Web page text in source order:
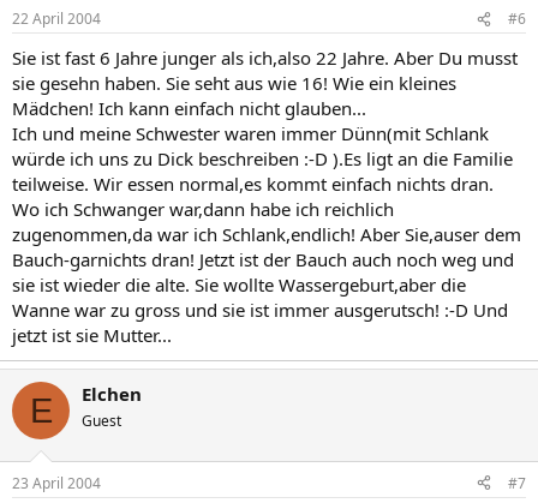
22 April 2004 #6
Sie ist fast 6 Jahre junger als ich,also 22 Jahre. Aber Du musst
sie gesehn haben. Sie seht aus wie 16! Wie ein kleines
Mädchen! Ich kann einfach nicht glauben...
Ich und meine Schwester waren immer Dünn(mit Schlank
würde ich uns zu Dick beschreiben :-D ).Es ligt an die Familie
teilweise. Wir essen normal,es kommt einfach nichts dran.
Wo ich Schwanger war,dann habe ich reichlich
zugenommen,da war ich Schlank,endlich! Aber Sie,auser dem
Bauch-garnichts dran! Jetzt ist der Bauch auch noch weg und
sie ist wieder die alte. Sie wollte Wassergeburt,aber die
Wanne war zu gross und sie ist immer ausgerutsch! :-D Und
jetzt ist sie Mutter...
E Elchen
Guest
23 April 2004 #7